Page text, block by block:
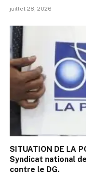
juillet 28, 2026
SITUATION DE LA
Syndicat national
contre le DG.